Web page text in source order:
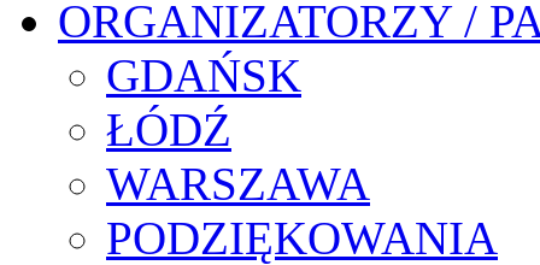
ORGANIZATORZY /
GDAŃSK
ŁÓDŹ
WARSZAWA
PODZIĘKOWANIA